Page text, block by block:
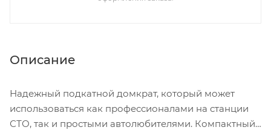
Описание
Надежный подкатной домкрат, который может
использоваться как профессионалами на станции
СТО, так и простыми автолюбителями. Компактный